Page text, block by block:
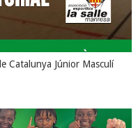
Catalunya Júnior Masculí